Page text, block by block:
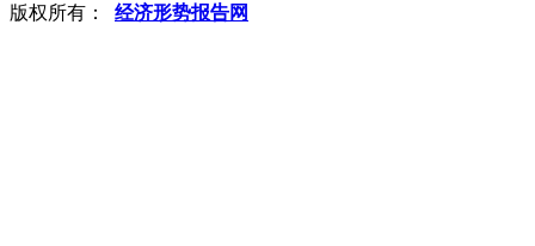
版权所有： 经济形势报告网